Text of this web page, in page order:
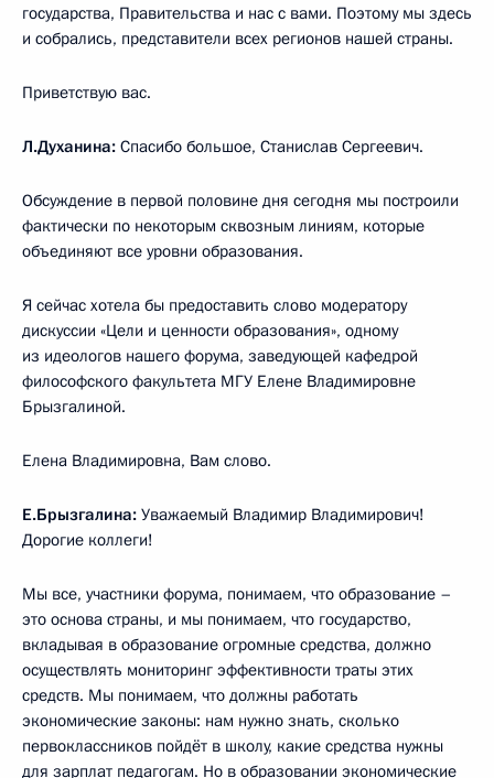
государства, Правительства и нас с вами. Поэтому мы здесь
и собрались, представители всех регионов нашей страны.
Приветствую вас.
Л.Духанина: Спасибо большое, Станислав Сергеевич.
Обсуждение в первой половине дня сегодня мы построили
фактически по некоторым сквозным линиям, которые
объединяют все уровни образования.
Я сейчас хотела бы предоставить слово модератору
дискуссии «Цели и ценности образования», одному
из идеологов нашего форума, заведующей кафедрой
философского факультета МГУ Елене Владимировне
Брызгалиной.
Елена Владимировна, Вам слово.
Е.Брызгалина: Уважаемый Владимир Владимирович!
Дорогие коллеги!
Мы все, участники форума, понимаем, что образование –
это основа страны, и мы понимаем, что государство,
вкладывая в образование огромные средства, должно
осуществлять мониторинг эффективности траты этих
средств. Мы понимаем, что должны работать
экономические законы: нам нужно знать, сколько
первоклассников пойдёт в школу, какие средства нужны
для зарплат педагогам. Но в образовании экономические